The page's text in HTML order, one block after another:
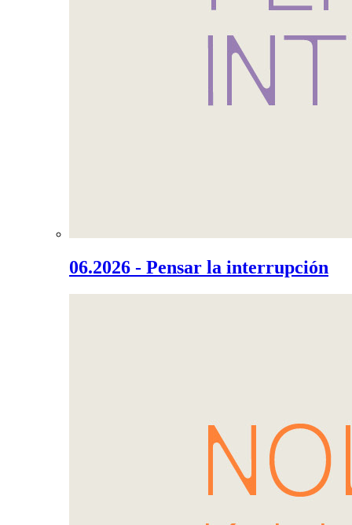
06.2026 - Pensar la interrupción